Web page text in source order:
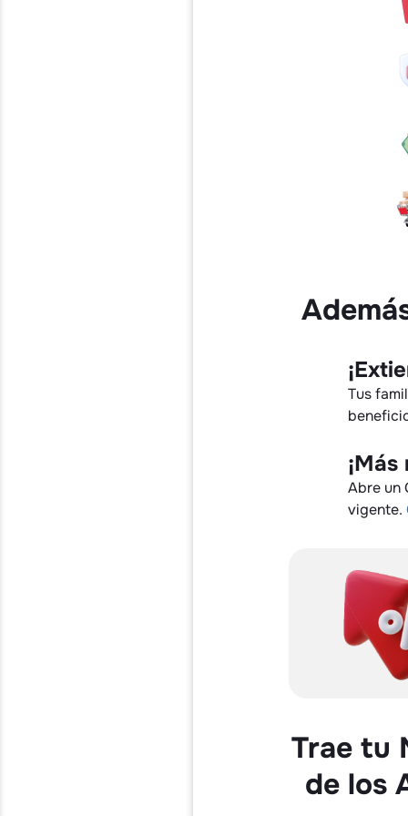
Tus
Abre un
vigente.
Trae tu
de los